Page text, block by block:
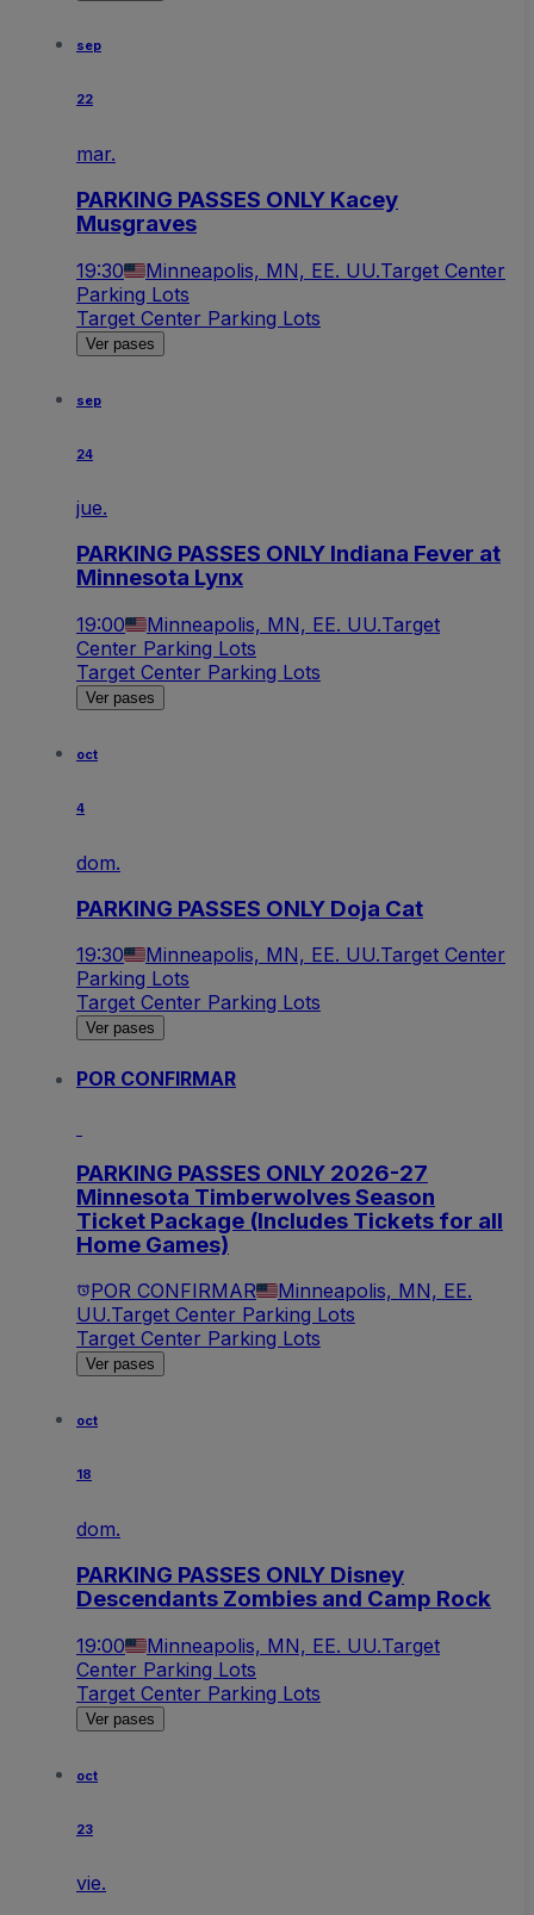
sep
22
mar.
PARKING PASSES ONLY Kacey
Musgraves
19:30 Minneapolis, MN, EE. UU.Target Center
Parking Lots
Target Center Parking Lots
Ver pases
sep
24
jue.
PARKING PASSES ONLY Indiana Fever at
Minnesota Lynx
19:00 Minneapolis, MN, EE. UU.Target
Center Parking Lots
Target Center Parking Lots
Ver pases
oct
4
dom.
PARKING PASSES ONLY Doja Cat
19:30 Minneapolis, MN, EE. UU.Target Center
Parking Lots
Target Center Parking Lots
Ver pases
POR CONFIRMAR
PARKING PASSES ONLY 2026-27
Minnesota Timberwolves Season
Ticket Package (Includes Tickets for all
Home Games)
POR CONFIRMAR
Minneapolis, MN, EE.
UU.Target Center Parking Lots
Target Center Parking Lots
Ver pases
oct
18
dom.
PARKING PASSES ONLY Disney
Descendants Zombies and Camp Rock
19:00 Minneapolis, MN, EE. UU.Target
Center Parking Lots
Target Center Parking Lots
Ver pases
oct
23
vie.